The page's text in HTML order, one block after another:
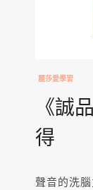
麗莎愛學習
《誠
得
聲音的洗